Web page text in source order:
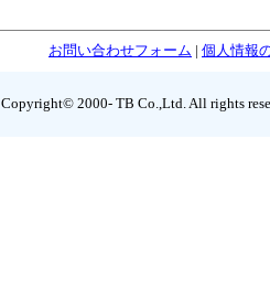
お問い合わせフォーム | 個人情報
Copyright© 2000- TB Co.,Ltd. All rights